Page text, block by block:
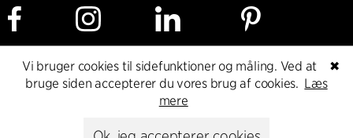
Cookie policy Dataetisk politik
Privacy policy
✖
Vi bruger cookies til sidefunktioner og måling. Ved at
bruge siden accepterer du vores brug af cookies. Læs
mere